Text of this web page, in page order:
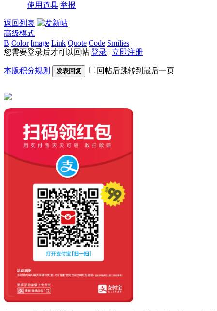
使用道具 举报
返回列表
高级模式
B Color Image Link Quote Code Smilies
您需要登录后才可以回帖 登录 | 立即注册
本版积分规则 发表回复 回帖后跳转到最后一页